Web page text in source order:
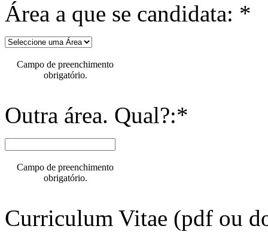
Área a que se candidata: *
Campo de preenchimento
obrigatório.
Outra área. Qual?:*
Campo de preenchimento
obrigatório.
Curriculum Vitae (pdf ou